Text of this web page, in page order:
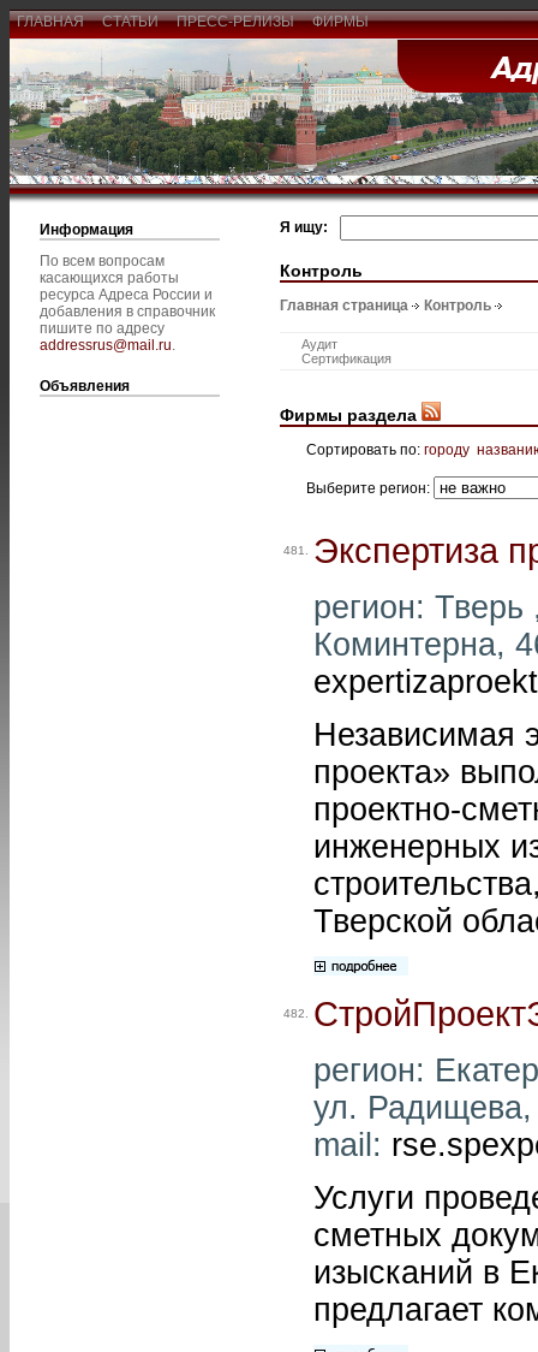
ГЛАВНАЯ СТАТЬИ ПРЕСС-РЕЛИЗЫ ФИРМЫ
Информация
По всем вопросам
касающихся работы
ресурса Адреса России и
добавления в справочник
пишите по адресу
addressrus@mail.ru.
Объявления
Я ищу:
Контроль
Главная страница Контроль
Аудит
Сертификация
Фирмы раздела
Сортировать по: городу
Выберите регион:
481. Экспертиза
регион:
Коминтерна,
Независимая
проекта»
проектно-
инженерных
Тверской
482.
регион:
ул.
mail:
Услуги
сметных
изысканий в
предлагает